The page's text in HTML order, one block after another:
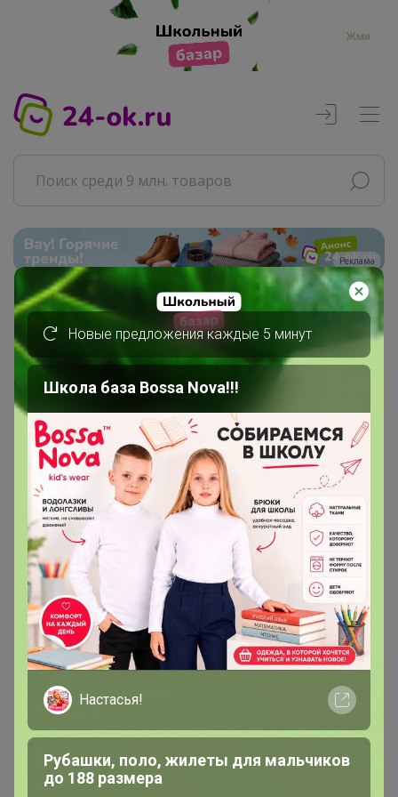
Жми
Реклама
Главная
Мари24ок
Сообщения пользователя
Сообщения пользователя —
Мари24ок
1 3 4 5
Показаны записи 343
Мари24ок
Магистр
29 ноября, 2025 18:21
Добрый вечер!) Продлите пожалуйста хранение 🙏
Никак не могу успеть по графику . В понедельник
Новые предложения каждые 5 минут
Школа база Bossa Nova!!!
Настасья!
Рубашки, поло, жилеты для мальчиков
до 188 размера